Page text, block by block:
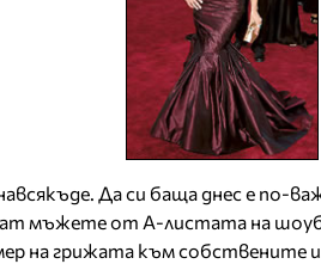
Да си баща днес е по-
мъжете от А-листата на
на грижата към собствените